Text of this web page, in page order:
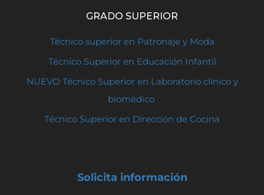
GRADO SUPERIOR
Técnico superior en Patronaje y Moda
Técnico Superior en Educación Infantil
NUEVO Técnico Superior en Laboratorio clínico y
biomédico
Técnico Superior en Dirección de Cocina
Solicita información